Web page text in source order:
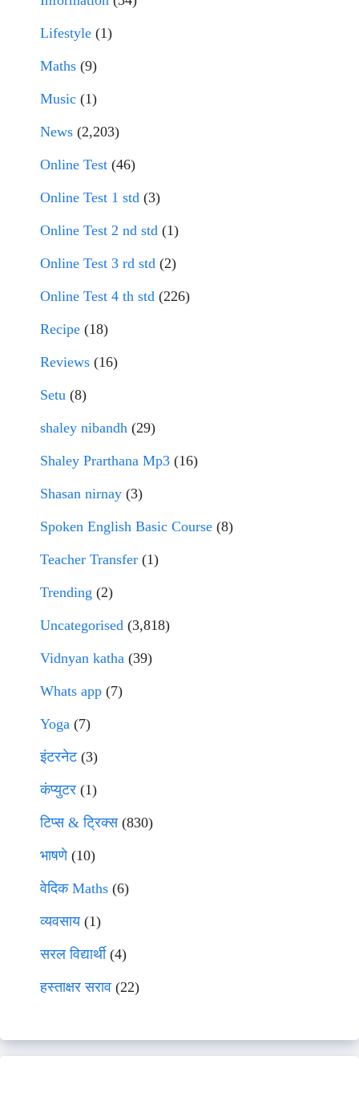
Lifestyle (1)
Maths (9)
Music (1)
News (2,203)
Online Test (46)
Online Test 1 std (3)
Online Test 2 nd std (1)
Online Test 3 rd std (2)
Online Test 4 th std (226)
Recipe (18)
Reviews (16)
Setu (8)
shaley nibandh (29)
Shaley Prarthana Mp3 (16)
Shasan nirnay (3)
Spoken English Basic Course (8)
Teacher Transfer (1)
Trending (2)
Uncategorised (3,818)
Vidnyan katha (39)
Whats app (7)
Yoga (7)
इंटरनेट(3)
कंप्युटर (1)
टिप्स & ट्रिक्स(830)
भाषणे(10)
वेदिक Maths (6)
व्यवसाय(1)
सरल विद्यार्थी(4)
हस्ताक्षर सराव (22)